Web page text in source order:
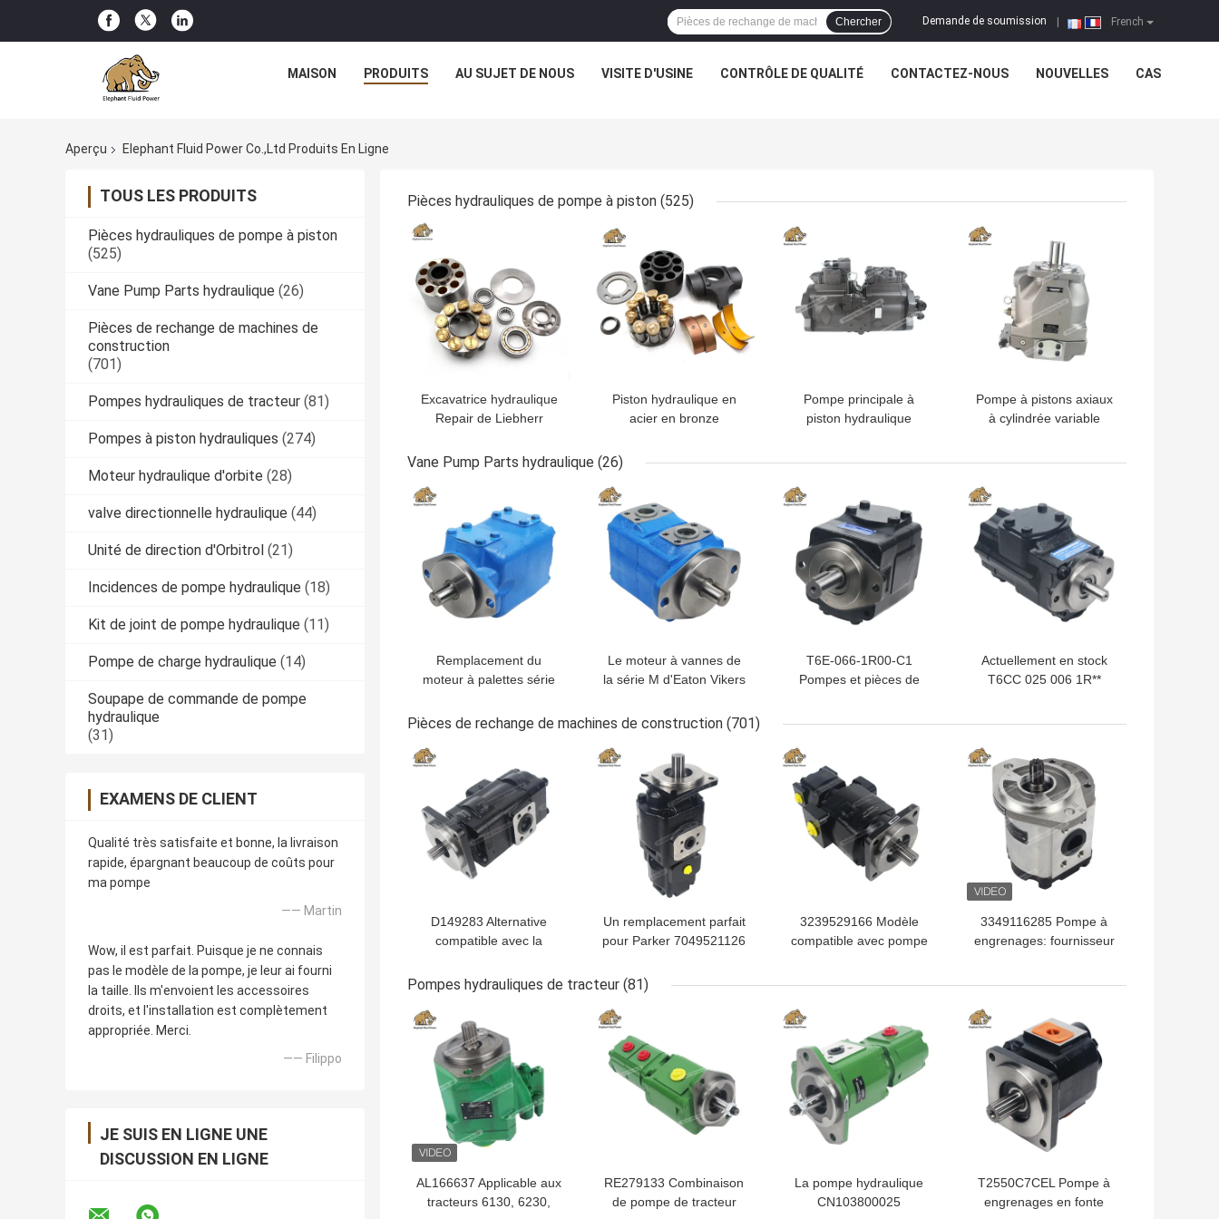
French
Demande de soumission
Chercher
MAISON PRODUITS AU SUJET DE NOUS VISITE D'USINE CONTRÔLE DE QUALITÉ CONTACTEZ-NOUS NOUVELLES CAS
Aperçu Elephant Fluid Power Co.,Ltd Produits En Ligne
TOUS LES PRODUITS
Pièces hydrauliques de pompe à piston
(525)
Vane Pump Parts hydraulique (26)
Pièces de rechange de machines de
construction
(701)
Pompes hydrauliques de tracteur (81)
Pompes à piston hydrauliques (274)
Moteur hydraulique d'orbite (28)
valve directionnelle hydraulique (44)
Unité de direction d'Orbitrol (21)
Incidences de pompe hydraulique (18)
Kit de joint de pompe hydraulique (11)
Pompe de charge hydraulique (14)
Soupape de commande de pompe
hydraulique
(31)
EXAMENS DE CLIENT
Qualité très satisfaite et bonne, la livraison
rapide, épargnant beaucoup de coûts pour
ma pompe
—— Martin
Wow, il est parfait. Puisque je ne connais
pas le modèle de la pompe, je leur ai fourni
la taille. Ils m'envoient les accessoires
droits, et l'installation est complètement
appropriée. Merci.
—— Filippo
JE SUIS EN LIGNE UNE
DISCUSSION EN LIGNE
Pièces hydrauliques de pompe à piston (525)
Excavatrice hydraulique
Repair de Liebherr
de plat de la valve
MEILLEUR PRIX
Piston hydraulique en
acier en bronze
MEILLEUR PRIX
Pompe principale à
piston hydraulique
MEILLEUR PRIX
Pompe à pistons axiaux
à cylindrée variable
MEILLEUR PRIX
Vane Pump Parts hydraulique (26)
Remplacement du
moteur à palettes série
46M185A1C20
MEILLEUR PRIX
Le moteur à vannes de
la série M d'Eaton Vikers
DANFOSS 312072-3
MEILLEUR PRIX
T6E-066-1R00-C1
Pompes et pièces de
MEILLEUR PRIX
Actuellement en stock
T6CC 025 006 1R**
Parker Denison Pompes
hydrauliques à vannes
fabriquées en Chine
MEILLEUR PRIX
Pièces de rechange de machines de construction (701)
D149283 Alternative
compatible avec la
fonte Parker |
MEILLEUR PRIX
Un remplacement parfait
pour Parker 7049521126
rapport qualité-prix, une
résistance à l'usure
installation transparente.
MEILLEUR PRIX
3239529166 Modèle
compatible avec pompe
MEILLEUR PRIX
3349116285 Pompe à
engrenages: fournisseur
qualité en Chine.
MEILLEUR PRIX
Pompes hydrauliques de tracteur (81)
AL166637 Applicable aux
tracteurs 6130, 6230,
MEILLEUR PRIX
RE279133 Combinaison
de pompe de tracteur
MEILLEUR PRIX
La pompe hydraulique
CN103800025
MEILLEUR PRIX
T2550C7CEL Pompe à
engrenages en fonte
MEILLEUR PRIX